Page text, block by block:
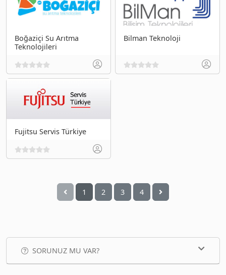
Boğaziçi Su Arıtma
Teknolojileri
Bilman Teknoloji
Fujitsu Servis Türkiye
1 2 3 4
SORUNUZ MU VAR?